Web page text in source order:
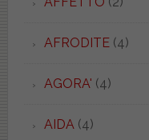
AFRODITE(4)
AGORA' (4)
AIDA(4)